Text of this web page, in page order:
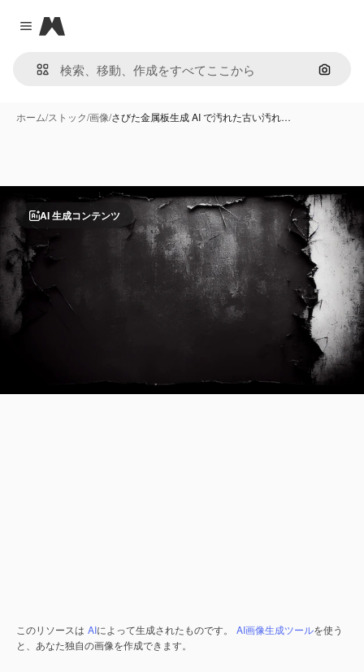
Close menu
Magnific
画像で
ホーム/ストック/画像/さびた金属板生成 AI で汚れた古い汚れ…
AI 生成コンテンツ
このリソースは AIによって生成されたものです。 AI画像生成ツールを使う
と、あなた独自の画像を作成できます。